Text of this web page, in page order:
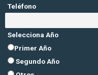
Teléfono
Selecciona Año
Primer Año
Segundo Año